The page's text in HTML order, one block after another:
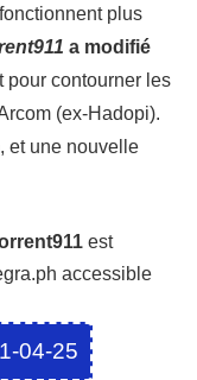
plus
a modifié
pour contourner les
(ex-Hadopi).
et une nouvelle
est
accessible
04-25